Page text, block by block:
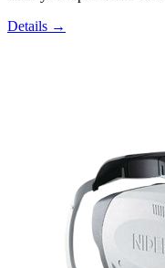
Details →